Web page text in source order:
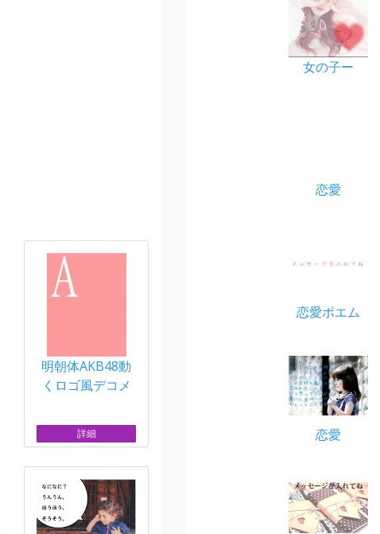
明朝体AKB48動
くロゴ風デコメ
詳細
女の子ー
恋愛
恋愛ポエム
恋愛